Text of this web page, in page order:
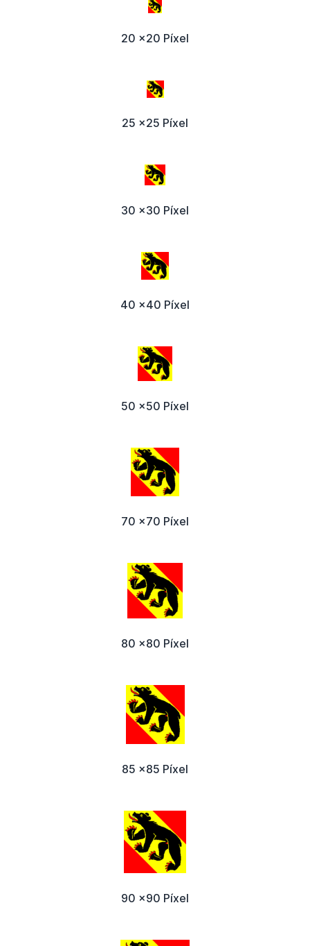
20 x20 Píxel
25 x25 Píxel
30 x30 Píxel
40 x40 Píxel
50 x50 Píxel
70 x70 Píxel
80 x80 Píxel
85 x85 Píxel
90 x90 Píxel